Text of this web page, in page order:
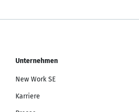
Unternehmen
New Work SE
Karriere